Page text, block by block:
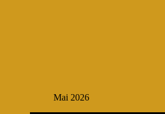
Mai 2026